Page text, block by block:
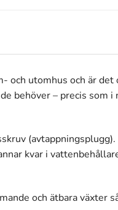
utomhus och är
behöver – precis
kvar i
och ätbara växter